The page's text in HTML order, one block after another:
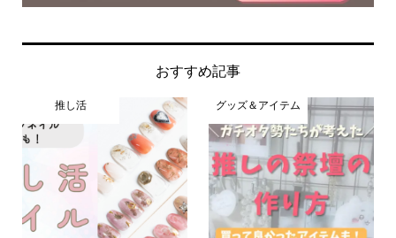
おすすめ記事
推し活 グッズ＆アイテム